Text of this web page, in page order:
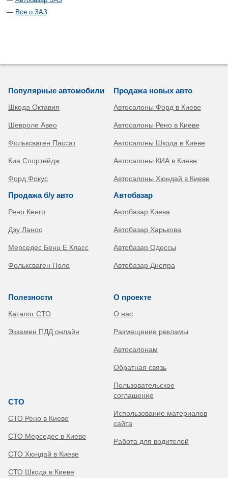
Все о ЗАЗ
Популярные автомобили
Шкода Октавия
Шевроле Авео
Фольксваген Пассат
Киа Спортейдж
Форд Фокус
Продажа б/у авто
Рено Кенго
Дэу Ланос
Мерседес Бенц Е Класс
Фольксваген Поло
Продажа новых авто
Автосалоны Форд в Киеве
Автосалоны Рено в Киеве
Автосалоны Шкода в Киеве
Автосалоны КИА в Киеве
Автосалоны Хюндай в Киеве
Автобазар
Автобазар Киева
Автобазар Харькова
Автобазар Одессы
Автобазар Днепра
Полезности
Каталог СТО
Экзамен ПДД онлайн
СТО
СТО Рено в Киеве
СТО Мерседес в Киеве
СТО Хюндай в Киеве
СТО Шкода в Киеве
О проекте
О нас
Размещение рекламы
Автосалонам
Обратная связь
Пользовательское
соглашение
Использование материалов
сайта
Работа для водителей